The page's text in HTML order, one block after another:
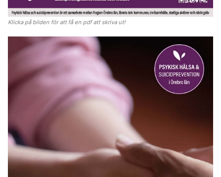
Klicka på bilden för att få en pdf att skriva ut!